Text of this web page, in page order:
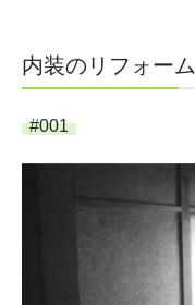
工場・倉庫・事務所
会社案内
内装のリフォーム
#001